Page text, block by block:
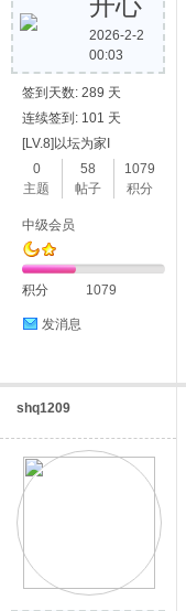
2026-2-2
00:03
签到天数: 289 天
连续签到: 101 天
[LV.8]以坛为家I
0
主题
58
帖子
1079
积分
中级会员
积分 1079
发消息
shq1209